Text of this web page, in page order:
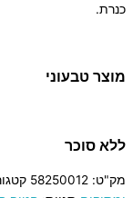
כנרת.
מוצר טבעוני
ללא סוכר
מק"ט: 58250012